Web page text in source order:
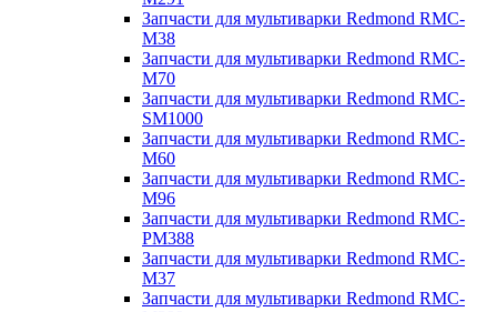
Запчасти для мультиварки Redmond RMC-
M38
Запчасти для мультиварки Redmond RMC-
M70
Запчасти для мультиварки Redmond RMC-
SM1000
Запчасти для мультиварки Redmond RMC-
M60
Запчасти для мультиварки Redmond RMC-
M96
Запчасти для мультиварки Redmond RMC-
PM388
Запчасти для мультиварки Redmond RMC-
M37
Запчасти для мультиварки Redmond RMC-